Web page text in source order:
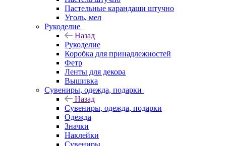
Пастельные карандаши штучно
Уголь, мел
Рукоделие
Назад
Рукоделие
Коробка для принадлежностей
Фетр
Ленты для декора
Вышивка
Сувениры, одежда, подарки
Назад
Сувениры, одежда, подарки
Одежда
Значки
Наклейки
Сувениры